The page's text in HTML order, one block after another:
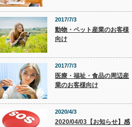
2017/7/3
動物・ペット産業のお客様
向け
2017/7/3
医療・福祉・食品の周辺産
業のお客様向け
2020/4/3
2020/04/03【お知らせ】感